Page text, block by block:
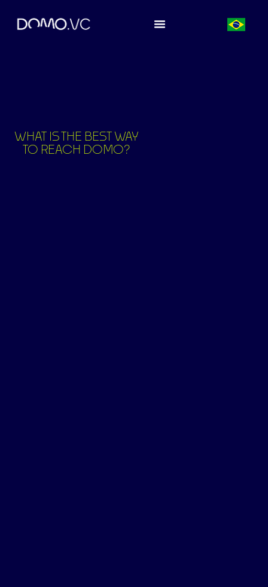
WHAT IS THE BEST WAY
TO REACH DOMO?